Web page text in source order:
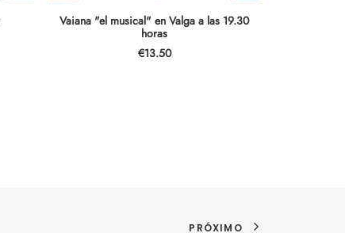
LEER MÁS
Vaiana "el musical" en Valga a las 19.30
horas
€13.50
PRÓXIMO